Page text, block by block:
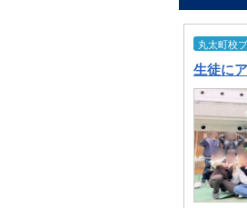
丸太町校
生徒に